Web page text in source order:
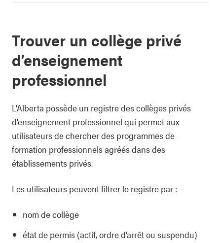
Trouver un collège privé
d’enseignement
professionnel
L’Alberta possède un registre des collèges privés
d’enseignement professionnel qui permet aux
utilisateurs de chercher des programmes de
formation professionnels agréés dans des
établissements privés.
Les utilisateurs peuvent filtrer le registre par :
nom de collège
état de permis (actif, ordre d’arrêt ou suspendu)